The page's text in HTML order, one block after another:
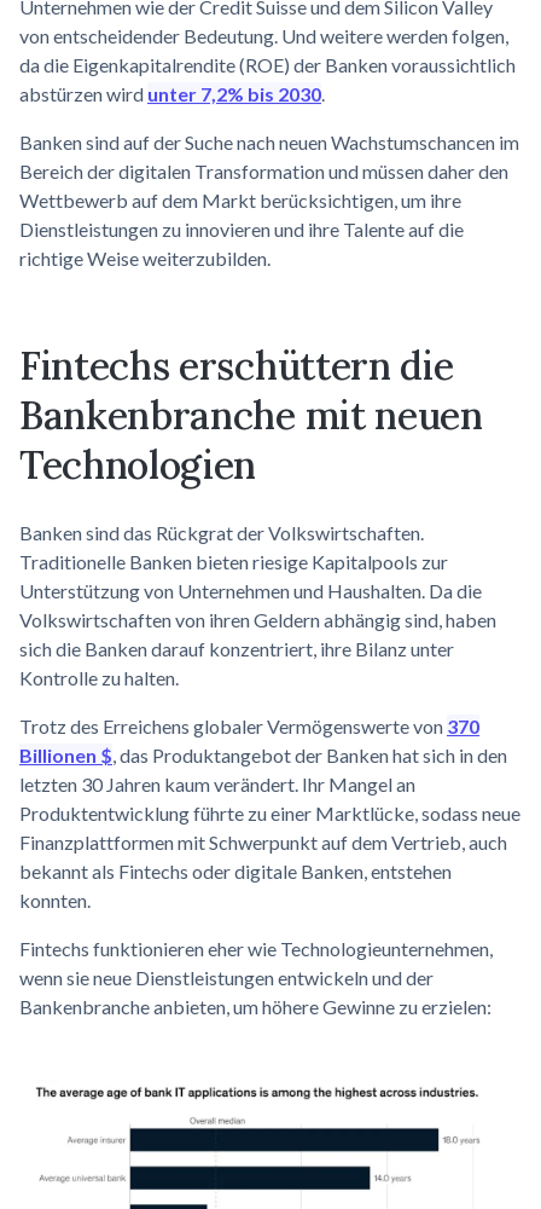
Unternehmen wie der Credit Suisse und dem Silicon Valley
von entscheidender Bedeutung. Und weitere werden folgen,
da die Eigenkapitalrendite (ROE) der Banken voraussichtlich
abstürzen wird unter 7,2% bis 2030.
Banken sind auf der Suche nach neuen Wachstumschancen im
Bereich der digitalen Transformation und müssen daher den
Wettbewerb auf dem Markt berücksichtigen, um ihre
Dienstleistungen zu innovieren und ihre Talente auf die
richtige Weise weiterzubilden.
Fintechs erschüttern die
Bankenbranche mit neuen
Technologien
Banken sind das Rückgrat der Volkswirtschaften.
Traditionelle Banken bieten riesige Kapitalpools zur
Unterstützung von Unternehmen und Haushalten. Da die
Volkswirtschaften von ihren Geldern abhängig sind, haben
sich die Banken darauf konzentriert, ihre Bilanz unter
Kontrolle zu halten.
Trotz des Erreichens globaler Vermögenswerte von 370
Billionen $, das Produktangebot der Banken hat sich in den
letzten 30 Jahren kaum verändert. Ihr Mangel an
Produktentwicklung führte zu einer Marktlücke, sodass neue
Finanzplattformen mit Schwerpunkt auf dem Vertrieb, auch
bekannt als Fintechs oder digitale Banken, entstehen
konnten.
Fintechs funktionieren eher wie Technologieunternehmen,
wenn sie neue Dienstleistungen entwickeln und der
Bankenbranche anbieten, um höhere Gewinne zu erzielen: